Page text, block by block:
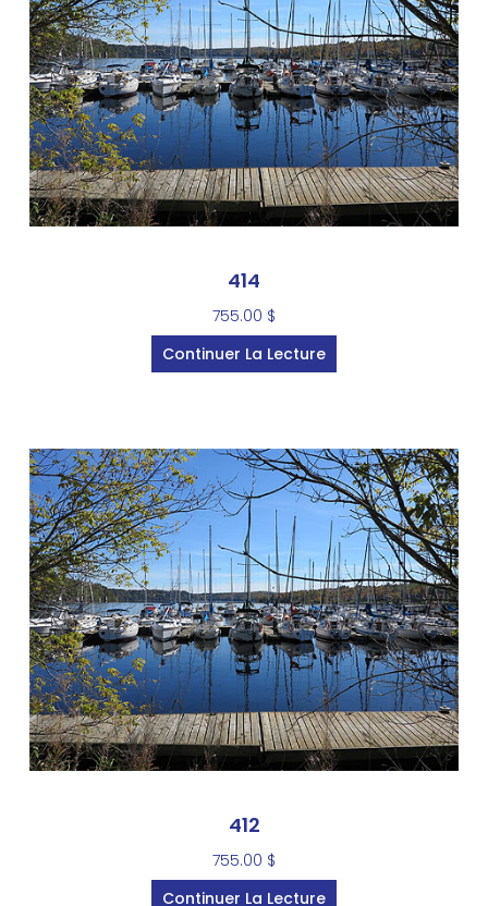
414
755.00 $
Continuer La Lecture
412
755.00 $
Continuer La Lecture